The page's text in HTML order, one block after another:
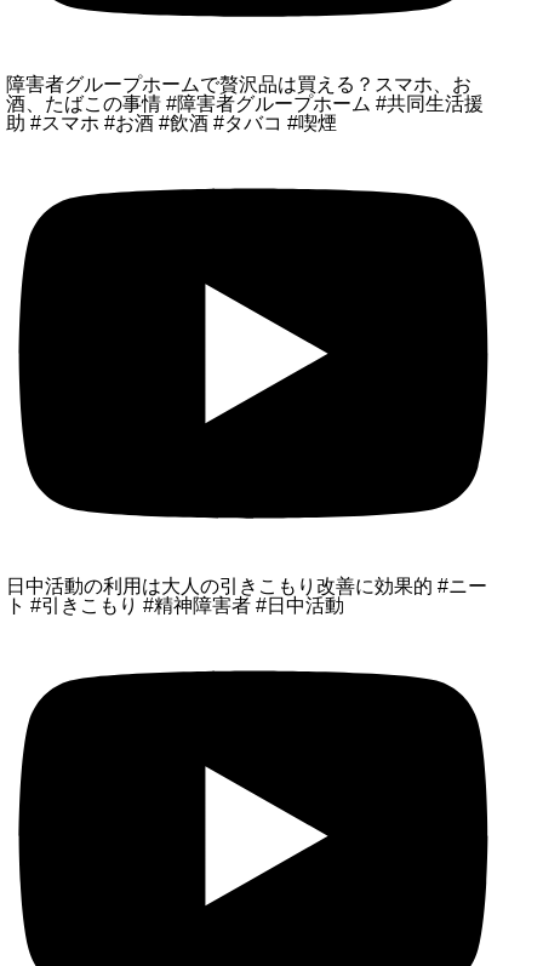
障害者グループホームで贅沢品は買える？スマホ、お
酒、たばこの事情 #障害者グループホーム #共同生活援
助 #スマホ #お酒 #飲酒 #タバコ #喫煙
日中活動の利用は大人の引きこもり改善に効果的 #ニー
ト #引きこもり #精神障害者 #日中活動